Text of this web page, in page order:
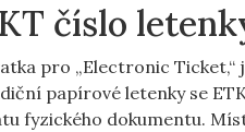
číslo
pro „Electronic
papírové letenky se
fyzického⁢ dokumentu.